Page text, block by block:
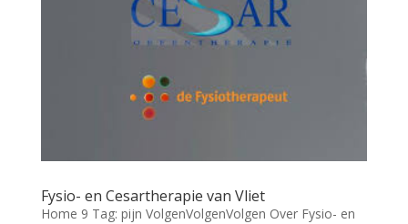
Fysio- en Cesartherapie van Vliet
Home 9 Tag: pijn VolgenVolgenVolgen Over Fysio- en